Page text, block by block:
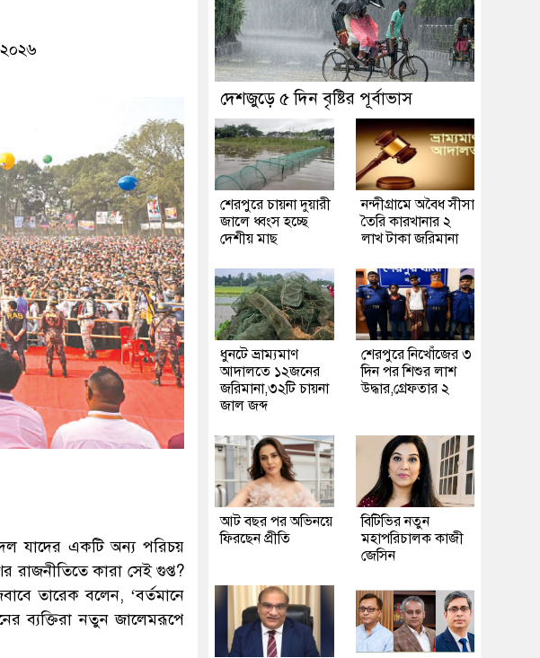
যাদের একটি অন্য পরিচয়
রাজনীতিতে কারা সেই গুপ্ত?
তারেক বলেন, ‘বর্তমানে
ব্যক্তিরা নতুন জালেমরূপে
দেশজুড়ে ৫ দিন বৃষ্টির পূর্বাভাস
শেরপুরে চায়না দুয়ারী
জালে ধ্বংস হচ্ছে
দেশীয় মাছ
নন্দীগ্রামে অবৈধ সীসা
তৈরি কারখানার ২
লাখ টাকা জরিমানা
ধুনটে ভ্রাম্যমাণ
আদালতে ১২জনের
জরিমানা,৩২টি চায়না
জাল জব্দ
শেরপুরে নিখোঁজের ৩
দিন পর শিশুর লাশ
উদ্ধার,গ্রেফতার ২
আট বছর পর অভিনয়ে
ফিরছেন প্রীতি
বিটিভির নতুন
মহাপরিচালক কাজী
জেসিন